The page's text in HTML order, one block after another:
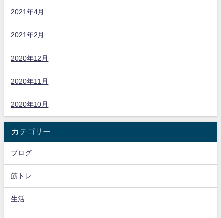
2021年4月
2021年2月
2020年12月
2020年11月
2020年10月
カテゴリー
ブログ
筋トレ
生活